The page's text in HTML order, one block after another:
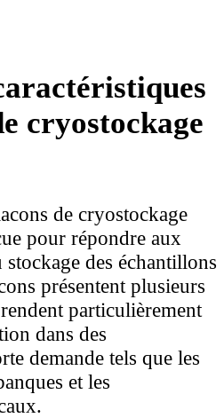
cryostockage
de cryostockage
pour répondre aux
stockage des échantillons
présentent plusieurs
particulièrement
dans des
demande tels que les
et les